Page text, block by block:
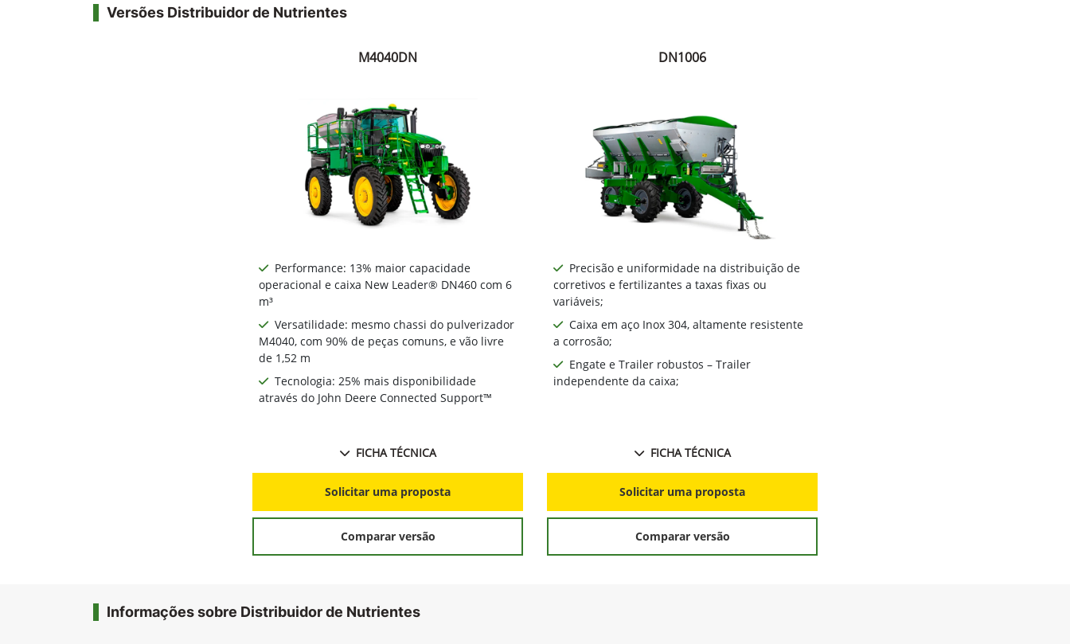
Versões Distribuidor de Nutrientes
M4040DN
Performance: 13% maior capacidade
operacional e caixa New Leader® DN460 com 6
m³
Versatilidade: mesmo chassi do pulverizador
M4040, com 90% de peças comuns, e vão livre
de 1,52 m
Tecnologia: 25% mais disponibilidade
através do John Deere Connected Support™
FICHA TÉCNICA
Solicitar uma proposta
Comparar versão
DN1006
Precisão e uniformidade na distribuição de
corretivos e fertilizantes a taxas fixas ou
variáveis;
Caixa em aço Inox 304, altamente resistente
a corrosão;
Engate e Trailer robustos – Trailer
independente da caixa;
FICHA TÉCNICA
Solicitar uma proposta
Comparar versão
Informações sobre Distribuidor de Nutrientes